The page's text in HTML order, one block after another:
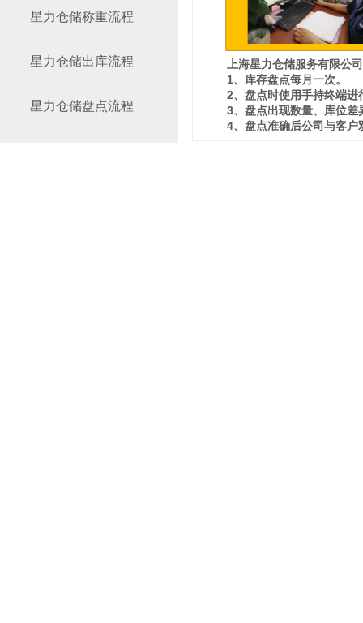
星力仓储称重流程
星力仓储出库流程
星力仓储盘点流程
上海星力仓储服务有限公
1、库存盘点每月一次。
2、盘点时使用手持终端进
3、盘点出现数量、库位
4、盘点准确后公司与客户